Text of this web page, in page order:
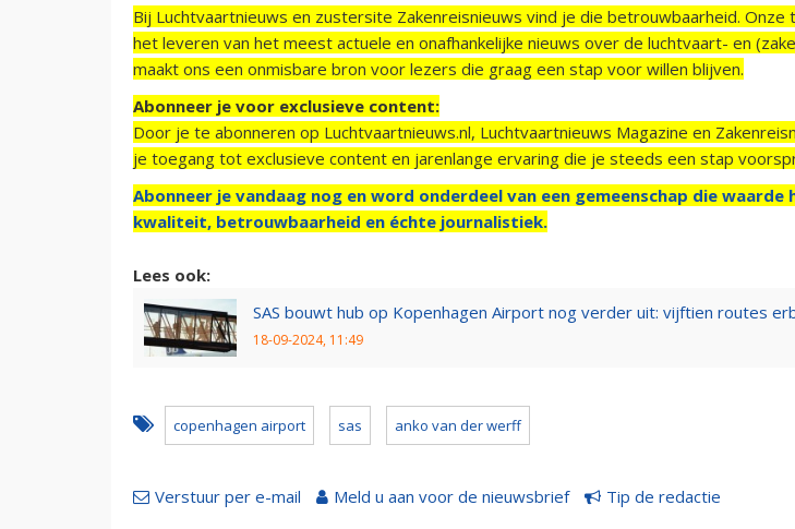
Bij Luchtvaartnieuws en zustersite Zakenreisnieuws vind je die betrouwbaarheid. Onze
het leveren van het meest actuele en onafhankelijke nieuws over de luchtvaart- en
maakt ons een onmisbare bron voor lezers die graag een stap voor willen blijven.
Abonneer je voor exclusieve content:
Door je te abonneren op Luchtvaartnieuws.nl, Luchtvaartnieuws Magazine en
je toegang tot exclusieve content en jarenlange ervaring die je steeds een stap
Abonneer je vandaag nog en word onderdeel van een gemeenschap die waarde
kwaliteit, betrouwbaarheid en échte journalistiek.
Lees ook:
SAS bouwt hub op Kopenhagen Airport nog verder uit: vijftien routes
18-09-2024, 11:49
copenhagen airport sas anko van der werff
Verstuur per e-mail Meld u aan voor de nieuwsbrief Tip de redactie